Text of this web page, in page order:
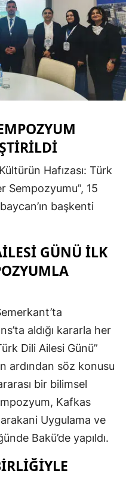
Çorum
Denizli
Diyarbakır
Edirne
Erzincan
Eskişehir
Gaziantep
Gümüşhane
Hatay
Isparta
Mersin
İstanbul
İzmir
Kars
Hafızası: Türk
Sempozyumu”, 15
başkenti
GÜNÜ İLK
aldığı kararla her
Dili Ailesi Günü”
ardından söz konusu
bir bilimsel
Kafkas
Uygulama ve
Bakü’de yapıldı.